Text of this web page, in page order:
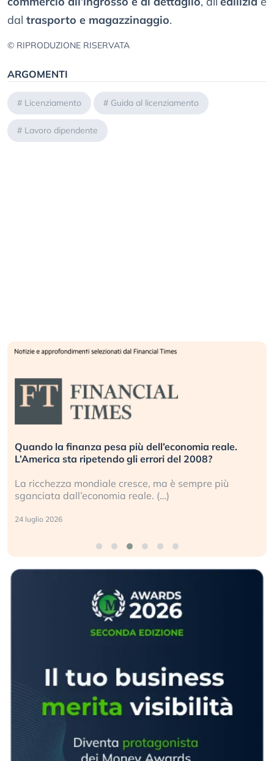
dal trasporto e magazzinaggio.
© RIPRODUZIONE RISERVATA
ARGOMENTI
# Licenziamento # Guida al licenziamento
# Lavoro dipendente
Quando la finanza pesa più dell’economia reale.
L’America sta ripetendo gli errori del 2008?
La ricchezza mondiale cresce, ma è sempre più
sganciata dall’economia reale. (…)
24 luglio 2026